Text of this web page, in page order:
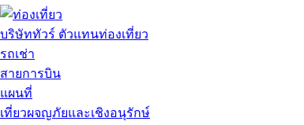
บริษัททัวร์ ตัวแทนท่องเที่ยว
รถเช่า
สายการบิน
แผนที่
เที่ยวผจญภัยและเชิงอนุรักษ์